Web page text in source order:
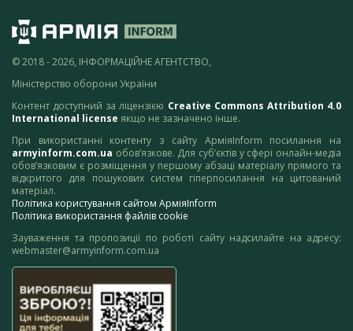
© 2018 - 2026, ІНФОРМАЦІЙНЕ АГЕНТСТВО,
Міністерство оборони України
Контент доступний за ліцензією Creative Commons Attribution 4.0
International license якщо не зазначено інше.
При використанні контенту з сайту АрміяInform посилання на
armyinform.com.ua обов’язкове. Для суб’єктів у сфері онлайн-медіа
обов’язковим є розміщення у першому абзаці матеріалу прямого та
відкритого для пошукових систем гіперпосилання на цитований
матеріал.
Політика користування сайтом АрміяInform
Політика використання файлів cookie
Зауваження та пропозиції по роботі сайту надсилайте на адресу:
webmaster@armyinform.com.ua